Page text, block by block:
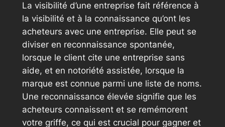
La visibilité d’une entreprise fait référence à
la visibilité et à la connaissance qu’ont les
acheteurs avec une entreprise. Elle peut se
diviser en reconnaissance spontanée,
lorsque le client cite une entreprise sans
aide, et en notoriété assistée, lorsque la
marque est connue parmi une liste de noms.
Une reconnaissance élevée signifie que les
acheteurs connaissent et se remémorent
votre griffe, ce qui est crucial pour gagner et